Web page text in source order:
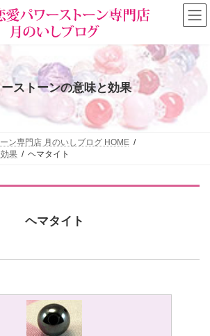
ストーンの意味と効果
ン専門店 月のいしブログ HOME
果
ヘマタイト
ヘマタイト